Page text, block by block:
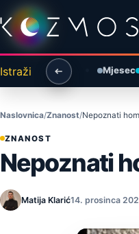
Preskoči na sadržaj
Istraži Mjesec
Naslovnica Znanost Nepoznati
ZNANOST
Nepoznati
Matija Klarić14. prosinca